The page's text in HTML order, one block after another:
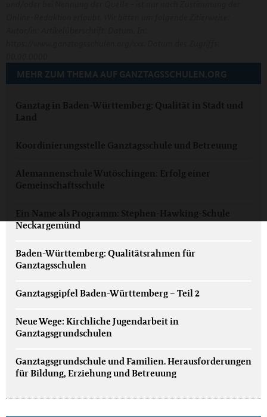
MEHR ZUM THEMA AUF GANZTAGSSCHULEN.ORG
Ganztag in Baden-Württemberg: Qualität in Stadt und
Land
Koordinierungsstelle Ganztagsschule und Betreuung
Alemannenschule Wutöschingen: Erfolg einer
Gemeinschaftsschule
Ein Name als Programm: Stephen-Hawking-Schule
Neckargemünd
Baden-Württemberg: Qualitätsrahmen für
Ganztagsschulen
Ganztagsgipfel Baden-Württemberg – Teil 2
Neue Wege: Kirchliche Jugendarbeit in
Ganztagsgrundschulen
Ganztagsgrundschule und Familien. Herausforderungen
für Bildung, Erziehung und Betreuung